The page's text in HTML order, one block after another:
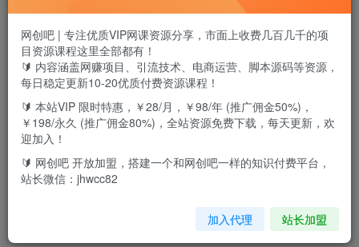
通过帮他们做漫改头像图，一单几块钱累计用户！通过实操
日引流500+，做互联网有了人脉就等于什么等有了！既能即
可变现又能引流到人！目前最新思路！做的人还不多，现在
市场空白！做第一批吃肉的人
网创吧 | 专注优质VIP网课资源分享，市面上收费几百几千的项
目资源课程这里全部都有！
🔰 内容涵盖网赚项目、引流技术、电商运营、脚本源码等资源，
每日稳定更新10-20优质付费资源课程！
🔰 本站VIP 限时特惠，￥28/月，￥98/年 (推广佣金50%)，
￥198/永久 (推广佣金80%)，全站资源免费下载，每天更新，欢
迎加入！
🔰 网创吧 开放加盟，搭建一个和网创吧一样的知识付费平台，
站长微信：jhwcc82
加入代理 站长加盟